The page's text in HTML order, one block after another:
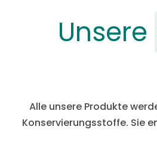
Unsere
Alle unsere Produkte
Konservierungsstoffe. Sie